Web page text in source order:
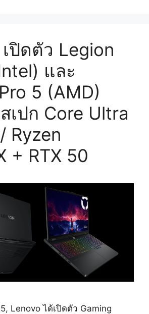
ปิดตัว Legion
และ
5 (AMD)
เปก Core Ultra
Ryzen
+ RTX 50
Lenovo ได้เปิดตัว Gaming